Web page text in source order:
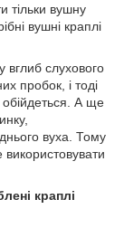
тільки вушну
вушні краплі
слухового
пробок, і тоді
А ще
вуха. Тому
використовувати
краплі